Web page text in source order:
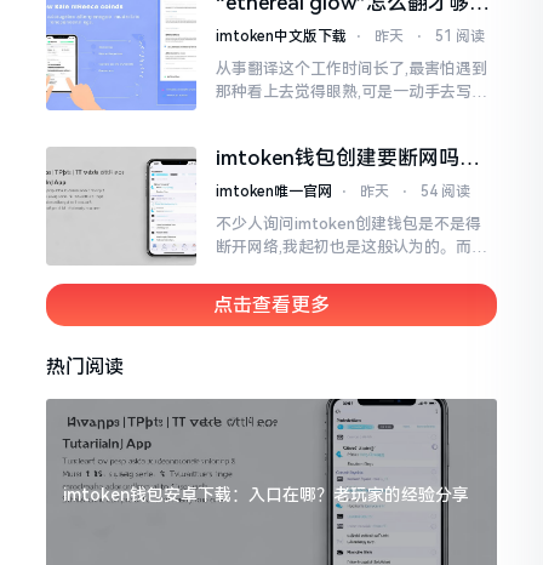
至极点。
儿？翻译圈老油条的私房话
imtoken中文版下载 ⋅ 昨天 ⋅ 51 阅读
从事翻译这个工作时间长了,最害怕遇到
那种看上去觉得眼熟,可是一动手去写就
imtoken钱包创建要断网吗？
老玩家说说真实情况
imtoken唯一官网 ⋅ 昨天 ⋅ 54 阅读
不少人询问imtoken创建钱包是不是得
断开网络,我起初也是这般认为的。而后
夸张了。断网创建主要是为了防范中间
人攻击
点击查看更多
热门阅读
imtoken钱包安卓下载：入口在哪？老玩家的经验分享